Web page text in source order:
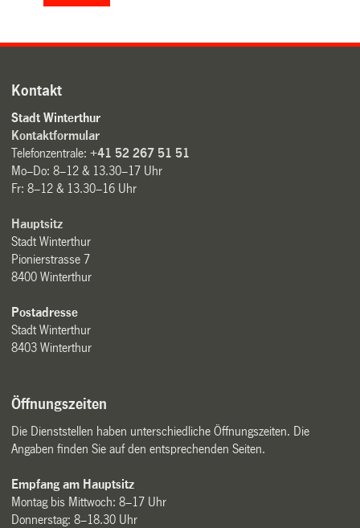
Kontakt
Stadt Winterthur
Kontaktformular
Telefonzentrale:+41 52 267 51 51
Mo–Do: 8–12 & 13.30–17 Uhr
Fr: 8–12 & 13.30–16 Uhr
Hauptsitz
Stadt Winterthur
Pionierstrasse 7
8400 Winterthur
Postadresse
Stadt Winterthur
8403 Winterthur
Öffnungszeiten
Die Dienststellen haben unterschiedliche Öffnungszeiten. Die
Angaben finden Sie auf den entsprechenden Seiten.
Empfang am Hauptsitz
Montag bis Mittwoch: 8–17 Uhr
Donnerstag: 8–18.30 Uhr